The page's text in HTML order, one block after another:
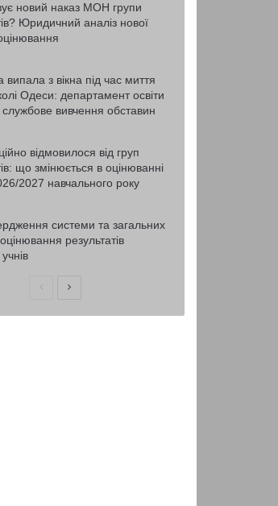
новий наказ МОН групи
Юридичний аналіз нової
випала з вікна під час миття
Одеси: департамент освіти
вивчення обставин
відмовилося від груп
що змінюється в оцінюванні
2027 навчального року
системи та загальних
оцінювання результатів
ПопередняНаступна